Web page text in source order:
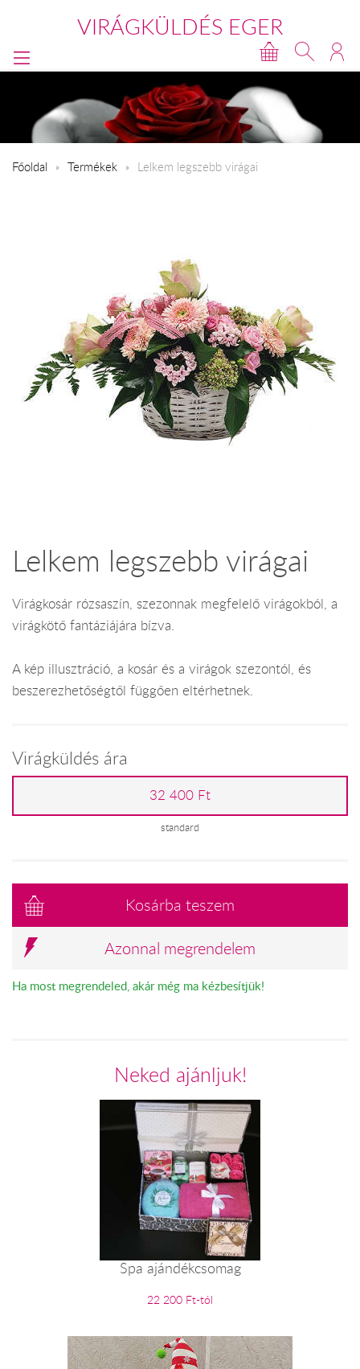
VIRÁGKÜLDÉS EGER
Főoldal Termékek Lelkem legszebb virágai
Lelkem legszebb virágai
Virágkosár rózsaszín, szezonnak megfelelő virágokból, a
virágkötő fantáziájára bízva.
A kép illusztráció, a kosár és a virágok szezontól, és
beszerezhetőségtől függően eltérhetnek.
Virágküldés ára
32 400 Ft
standard
Kosárba teszem
Azonnal megrendelem
Ha most megrendeled, akár még ma kézbesítjük!
Neked ajánljuk!
Spa ajándékcsomag
22 200 Ft-tól